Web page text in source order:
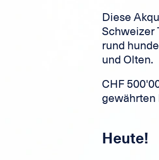
Diese
Schweizer
rund
und Olten.
CHF
gewährten
Heute!